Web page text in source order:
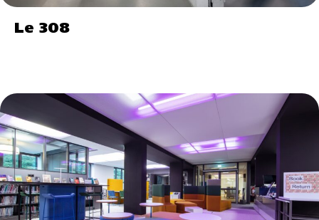
Le 308